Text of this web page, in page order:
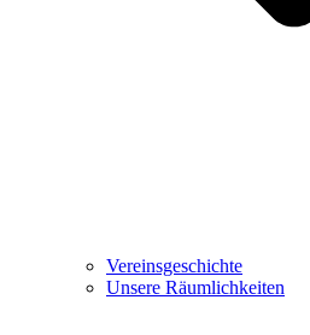
Vereinsgeschichte
Unsere Räumlichkeiten